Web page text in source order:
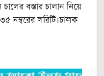
বস্তার চালান নিয়ে
নম্বরের লরিটি।চালক